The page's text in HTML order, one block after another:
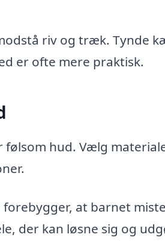
riv og træk. Tynde
er ofte mere praktisk.
hud. Vælg
at barnet
der kan løsne sig og